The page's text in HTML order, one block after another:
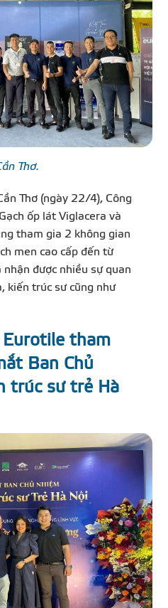
Thơ.
Thơ (ngày 22/4), Công
ốp lát Viglacera và
tham gia 2 không gian
men cao cấp đến từ
được nhiều sự quan
kiến trúc sư cũng như
Eurotile tham
Ban Chủ
trúc sư trẻ Hà